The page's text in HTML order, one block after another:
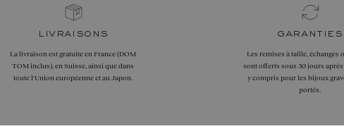
livraisons
La livraison est gratuite en France (DOM
TOM inclus), en Suisse, ainsi que dans
toute l'Union européenne et au Japon.
garanties
Les remises à taille, échanges
sont offerts sous 30 jours après
y compris pour les bijoux
portés.